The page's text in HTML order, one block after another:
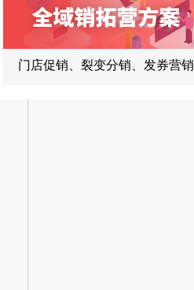
门店促销、裂变分销、发券营销